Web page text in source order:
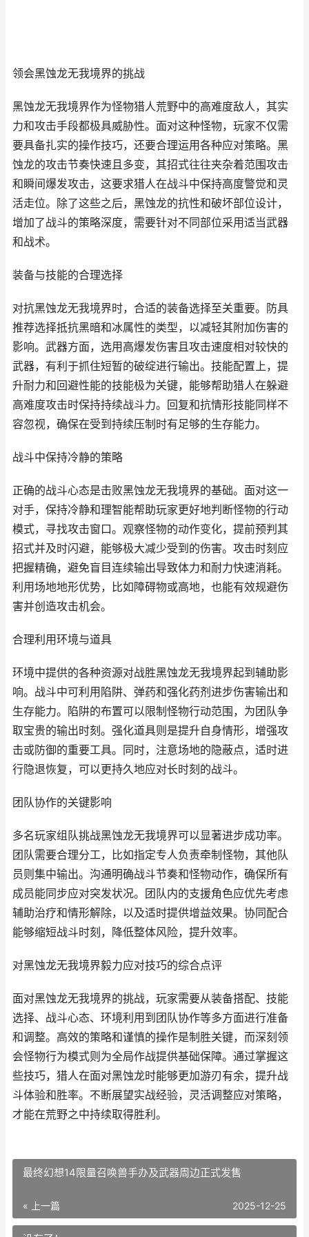
领会黑蚀龙无我境界的挑战
黑蚀龙无我境界作为怪物猎人荒野中的高难度敌人，其实
力和攻击手段都极具威胁性。面对这种怪物，玩家不仅需
要具备扎实的操作技巧，还要合理运用各种应对策略。黑
蚀龙的攻击节奏快速且多变，其招式往往夹杂着范围攻击
和瞬间爆发攻击，这要求猎人在战斗中保持高度警觉和灵
活走位。除了这些之后，黑蚀龙的抗性和破坏部位设计，
增加了战斗的策略深度，需要针对不同部位采用适当武器
和战术。
装备与技能的合理选择
对抗黑蚀龙无我境界时，合适的装备选择至关重要。防具
推荐选择抵抗黑暗和冰属性的类型，以减轻其附加伤害的
影响。武器方面，选用高爆发伤害且攻击速度相对较快的
武器，有利于抓住短暂的破绽进行输出。技能配置上，提
升耐力和回避性能的技能极为关键，能够帮助猎人在躲避
高难度攻击时保持持续战斗力。回复和抗情形技能同样不
容忽视，确保在受到持续压制时有足够的生存能力。
战斗中保持冷静的策略
正确的战斗心态是击败黑蚀龙无我境界的基础。面对这一
对手，保持冷静和理智能帮助玩家更好地判断怪物的行动
模式，寻找攻击窗口。观察怪物的动作变化，提前预判其
招式并及时闪避，能够极大减少受到的伤害。攻击时刻应
把握精确，避免盲目连续输出导致体力和耐力快速消耗。
利用场地地形优势，比如障碍物或高地，也能有效规避伤
害并创造攻击机会。
合理利用环境与道具
环境中提供的各种资源对战胜黑蚀龙无我境界起到辅助影
响。战斗中可利用陷阱、弹药和强化药剂进步伤害输出和
生存能力。陷阱的布置可以限制怪物行动范围，为团队争
取宝贵的输出时刻。强化道具则是提升自身情形，增强攻
击或防御的重要工具。同时，注意场地的隐蔽点，适时进
行隐退恢复，可以更持久地应对长时刻的战斗。
团队协作的关键影响
多名玩家组队挑战黑蚀龙无我境界可以显著进步成功率。
团队需要合理分工，比如指定专人负责牵制怪物，其他队
员则集中输出。沟通明确战斗节奏和怪物动作，确保所有
成员能同步应对突发状况。团队内的支援角色应优先考虑
辅助治疗和情形解除，以及适时提供增益效果。协同配合
能够缩短战斗时刻，降低整体风险，提升效率。
对黑蚀龙无我境界毅力应对技巧的综合点评
面对黑蚀龙无我境界的挑战，玩家需要从装备搭配、技能
选择、战斗心态、环境利用到团队协作等多方面进行准备
和调整。高效的策略和谨慎的操作是制胜关键，而深刻领
会怪物行为模式则为全局作战提供基础保障。通过掌握这
些技巧，猎人在面对黑蚀龙时能够更加游刃有余，提升战
斗体验和胜率。不断展望实战经验，灵活调整应对策略，
才能在荒野之中持续取得胜利。
最终幻想14限量召唤兽手办及武器周边正式发售
« 上一篇 2025-12-25